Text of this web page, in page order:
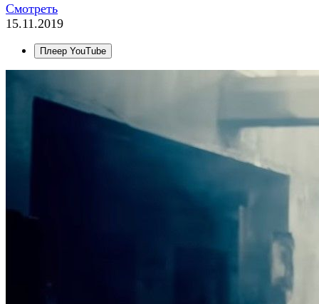
Смотреть
15.11.2019
Плеер YouTube